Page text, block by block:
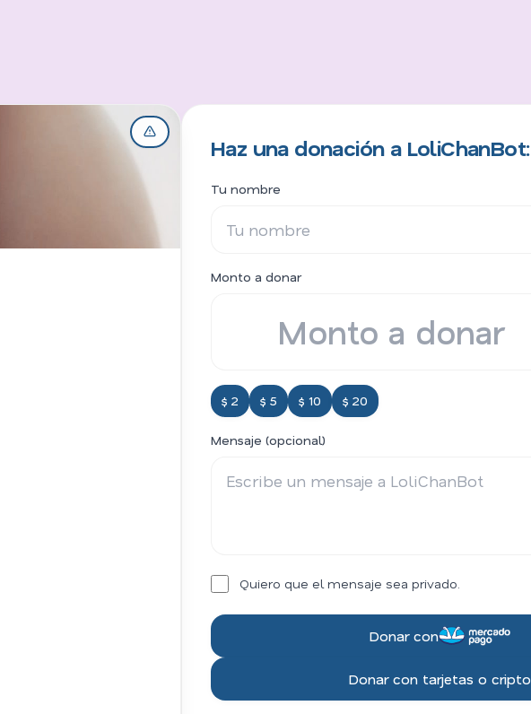
Haz una donación a LoliChanBot:
Tu nombre
Monto a donar
$ 2 $ 5 $ 10 $ 20
Mensaje (opcional)
Quiero que el mensaje sea privado.
Donar con
Donar con tarjetas o cripto